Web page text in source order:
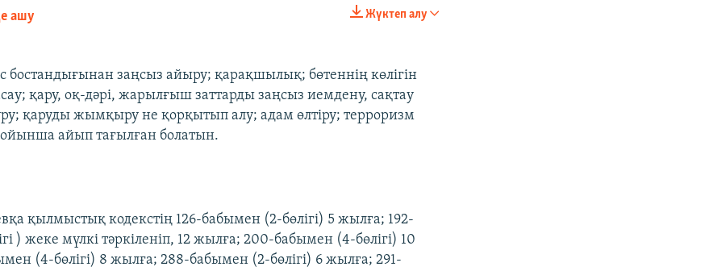
БӨЛІСІҢІЗ
Жүктеп алу
ашу
бостандығынан заңсыз айыру; қарақшылық; бөтеннің көлігін
қару, оқ-дәрi, жарылғыш заттарды заңсыз иемдену, сақтау
қаруды жымқыру не қорқытып алу; адам өлтiру; терроризм
айып тағылған болатын.
қылмыстық кодекстің 126-бабымен (2-бөлігі) 5 жылға; 192-
) жеке мүлкі тәркіленіп, 12 жылға; 200-бабымен (4-бөлігі) 10
(4-бөлігі) 8 жылға; 288-бабымен (2-бөлігі) 6 жылға; 291-